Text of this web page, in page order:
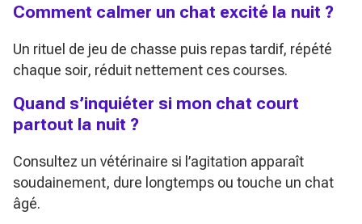
Comment calmer un chat excité la nuit ?
Un rituel de jeu de chasse puis repas tardif, répété
chaque soir, réduit nettement ces courses.
Quand s’inquiéter si mon chat court
partout la nuit ?
Consultez un vétérinaire si l’agitation apparaît
soudainement, dure longtemps ou touche un chat
âgé.